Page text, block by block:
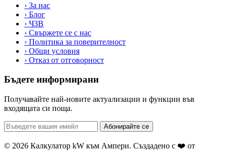
› За нас
› Блог
› ЧЗВ
› Свържете се с нас
› Политика за поверителност
› Общи условия
› Отказ от отговорност
Бъдете информирани
Получавайте най-новите актуализации и функции във
входящата си поща.
Абонирайте се
© 2026 Калкулатор kW към Ампери. Създадено с ❤️ от